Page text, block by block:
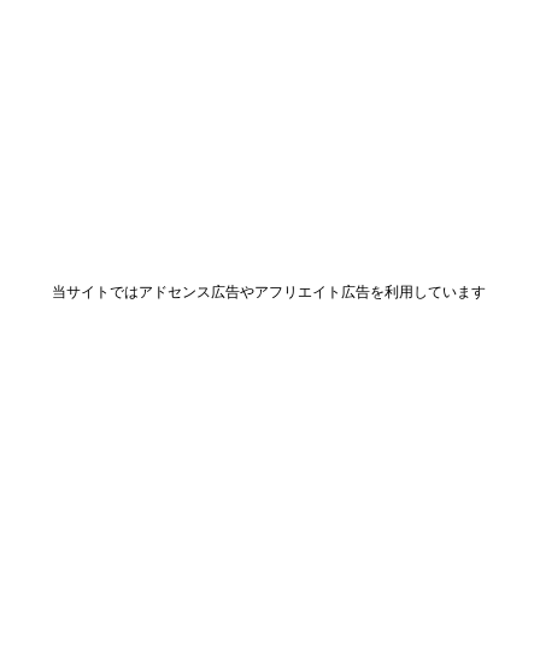
当サイトではアドセンス広告やアフリエイト広告を利用しています